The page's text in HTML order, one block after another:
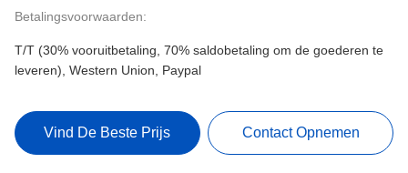
Betalingsvoorwaarden:
T/T (30% vooruitbetaling, 70% saldobetaling om de goederen te
leveren), Western Union, Paypal
Vind De Beste Prijs Contact Opnemen